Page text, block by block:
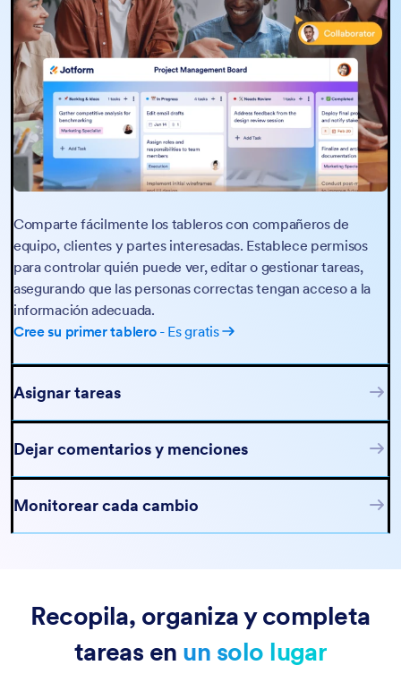
Comparte fácilmente los tableros con compañeros de
equipo, clientes y partes interesadas. Establece permisos
para controlar quién puede ver, editar o gestionar tareas,
asegurando que las personas correctas tengan acceso a la
información adecuada.
Cree su primer tablero- Es gratis
Asignar tareas
Dejar comentarios y menciones
Monitorear cada cambio
Recopila, organiza y completa
tareas en un solo lugar